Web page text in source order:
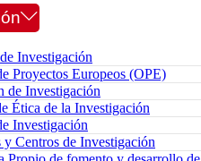
Investigación
Proyectos Europeos (OPE)
de Investigación
Ética de la Investigación
Investigación
y Centros de Investigación